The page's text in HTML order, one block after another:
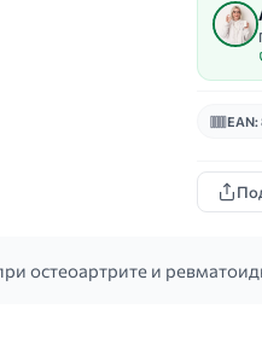
EAN:
остеоартрите и